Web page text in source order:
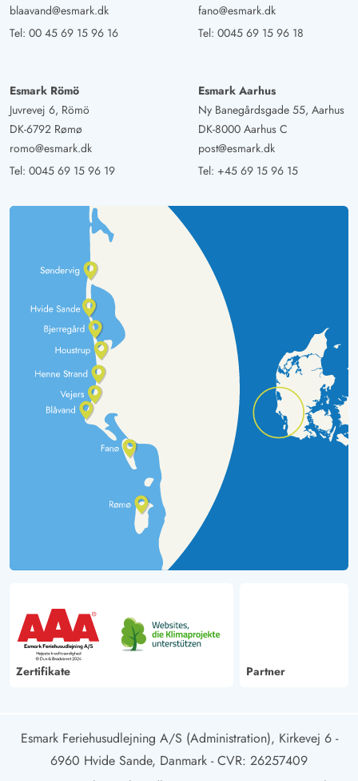
blaavand@esmark.dk
Tel: 00 45 69 15 96 16
fano@esmark.dk
Tel: 0045 69 15 96 18
Esmark Römö
Juvrevej 6, Römö
DK-6792 Rømø
romo@esmark.dk
Tel: 0045 69 15 96 19
Esmark Aarhus
Ny Banegårdsgade 55, Aarhus
DK-8000 Aarhus C
post@esmark.dk
Tel: +45 69 15 96 15
Zertifikate Partner
Esmark Feriehusudlejning A/S (Administration), Kirkevej 6 -
6960 Hvide Sande, Danmark - CVR: 26257409